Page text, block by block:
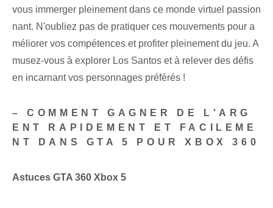
vous immerger pleinement dans ce monde virtuel passion
nant. N'oubliez pas de pratiquer ces mouvements pour a
méliorer vos compétences et profiter pleinement du jeu. A
musez-vous à explorer Los Santos et à relever des défis
en incarnant vos personnages préférés !
– COMMENT GAGNER DE L'ARG
ENT RAPIDEMENT ET FACILEME
NT DANS GTA 5 POUR XBOX 360
Astuces GTA 360 Xbox 5